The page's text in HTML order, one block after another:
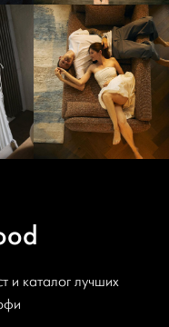
и каталог лучших